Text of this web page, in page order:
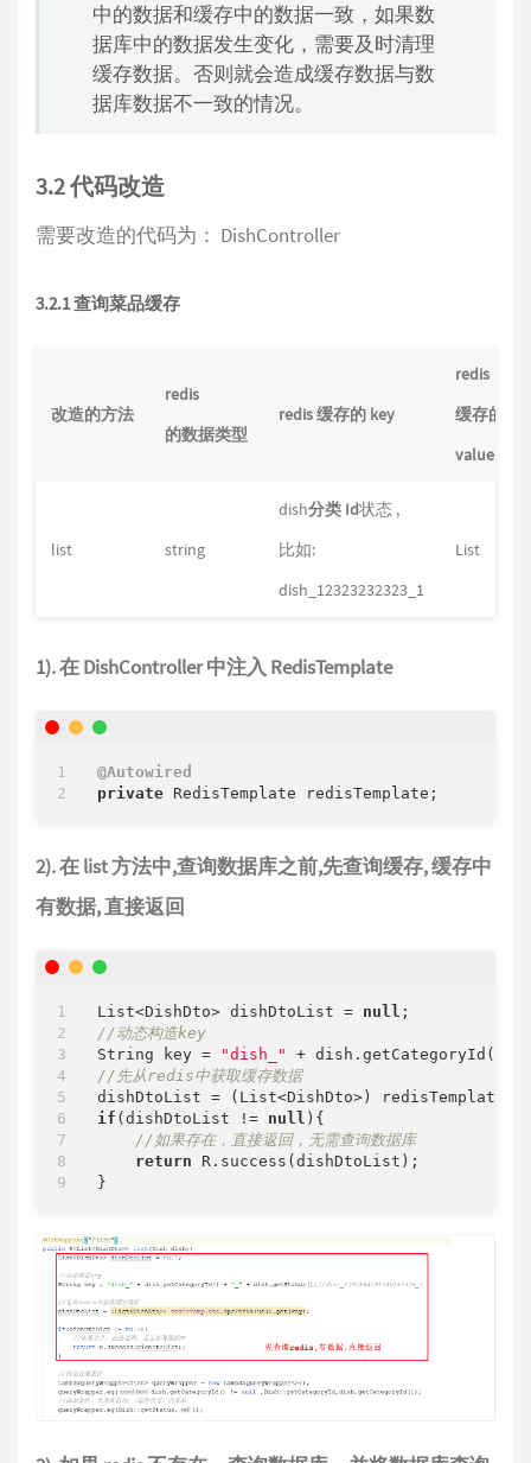
中的数据和缓存中的数据一致，如果数
据库中的数据发生变化，需要及时清理
缓存数据。否则就会造成缓存数据与数
据库数据不一致的情况。
3.2 代码改造
需要改造的代码为： DishController
3.2.1 查询菜品缓存
改造的方法
redis
的数据类型
redis 缓存的 key
redis
缓存的
value
list string
dish分类 Id状态 ,
比如:
dish_12323232323_1
List
1). 在 DishController 中注入 RedisTemplate
@Autowired
private
2). 在 list 方法中,查询数据库之前,先查询缓存, 缓存中
有数据, 直接返回
List<DishDto> dishDtoList = null
//动态构造key
String key =
"dish_"
+ dish.getCategoryId()
//先从redis中获取缓存数据
if (dishDtoList != null ){
//如果存在，直接返回，无需查询数据库
return R.success(dishDtoList);